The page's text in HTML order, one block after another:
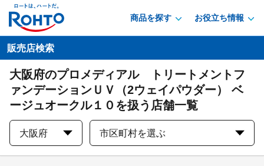
商品を探す お役立ち情報
販売店検索
大阪府のプロメディアル トリートメントフ
ァンデーションＵＶ（2ウェイパウダー） ベ
ージュオークル１０を扱う店舗一覧
大阪府 市区町村を選ぶ